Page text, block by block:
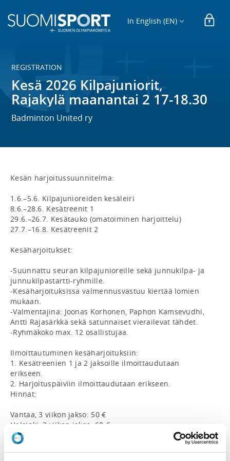
In English (EN)
REGISTRATION
Kesä 2026 Kilpajuniorit,
Rajakylä maanantai 2 17-18.30
Badminton United ry
Kesän harjoitussuunnitelma:
1.6.–5.6. Kilpajunioreiden kesäleiri
8.6.–28.6. Kesätreenit 1
29.6.–26.7. Kesätauko (omatoiminen harjoittelu)
27.7.–16.8. Kesätreenit 2
Kesäharjoitukset:
-Suunnattu seuran kilpajunioreille sekä junnukilpa- ja
junnukilpastartti-ryhmille.
-Kesäharjoituksissa valmennusvastuu kiertää lomien
mukaan.
-Valmentajina: Joonas Korhonen, Paphon Kamsevudhi,
Antti Rajasärkkä sekä satunnaiset vierailevat tähdet.
-Ryhmäkoko max. 12 osallistujaa.
Ilmoittautuminen kesäharjoituksiin:
1. Kesätreenien 1 ja 2 jaksoille ilmoittaudutaan
erikseen.
2. Harjoituspäiviin ilmoittaudutaan erikseen.
Hinnat:
Vantaa, 3 viikon jakso: 50 €
Helsinki, 3 viikon jakso: 60 €
**